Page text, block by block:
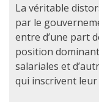
La véritable
par le
entre d’une part
position
salariales et
qui inscrivent